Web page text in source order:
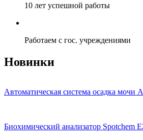
10 лет успешной работы
Работаем с гос. учреждениями
Новинки
Автоматическая система осадка мочи
Биохимический анализатор Spotchem